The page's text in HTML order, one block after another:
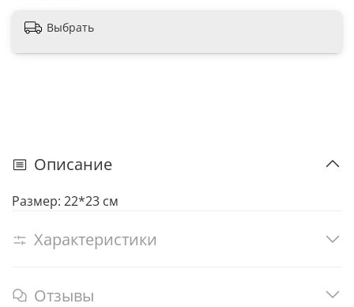
Выбрать
Описание
Размер: 22*23 см
Характеристики
Отзывы